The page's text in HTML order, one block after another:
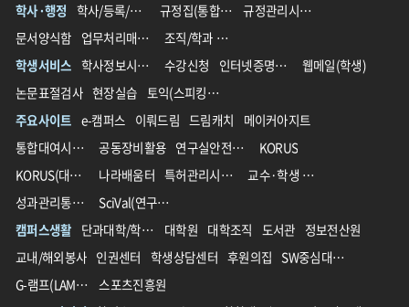
학사·행정
학사/등록/장학 규정집(통합 전)
규정관리시스템(통합 후)
문서양식함
업무처리매뉴얼
조직/학과 영문명 가이드
학생서비스
학사정보시스템 수강신청 인터넷증명발급
웹메일(학생)
논문표절검사 현장실습
토익(스피킹)할인
주요사이트 e-캠퍼스 이뤄드림 드림캐치
메이커아지트
통합대여시스템
공동장비활용 연구실안전관리
KORUS
KORUS(대외서비스)
나라배움터 특허관리시스템
교수·학생 교육지원 통합플랫폼
성과관리통합시스템(IPMS)
SciVal(연구성과분석솔루션)
캠퍼스생활
단과대학/학과/학부 대학원 대학조직 도서관 정보전산원
교내/해외봉사 인권센터 학생상담센터 후원의집
SW중심대학사업단
G-램프(LAMP)사업단
스포츠진흥원